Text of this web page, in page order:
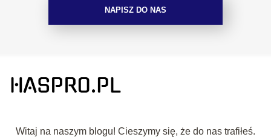
NAPISZ DO NAS
Witaj na naszym blogu! Cieszymy się, że do nas trafiłeś.